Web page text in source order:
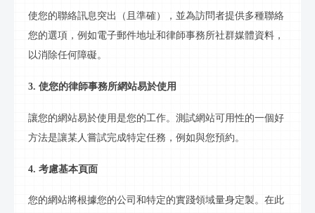
使您的聯絡訊息突出（且準確），並為訪問者提供多種聯絡
您的選項，例如電子郵件地址和律師事務所社群媒體資料，
以消除任何障礙。
3. 使您的律師事務所網站易於使用
讓您的網站易於使用是您的工作。測試網站可用性的一個好
方法是讓某人嘗試完成特定任務，例如與您預約。
4. 考慮基本頁面
您的網站將根據您的公司和特定的實踐領域量身定製。在此